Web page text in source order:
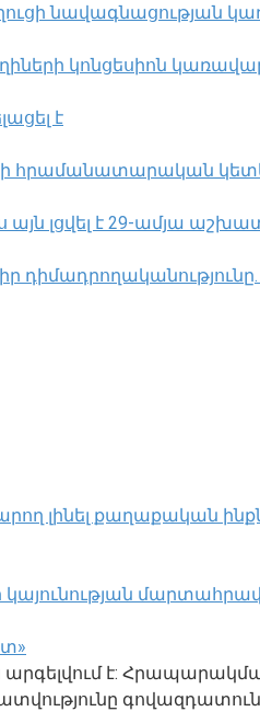
նավագնացության
կոնցեսիոն
է
ի հրամանատարական
լցվել է 29-ամյա
լինել քաղաքական
արգելվում է: